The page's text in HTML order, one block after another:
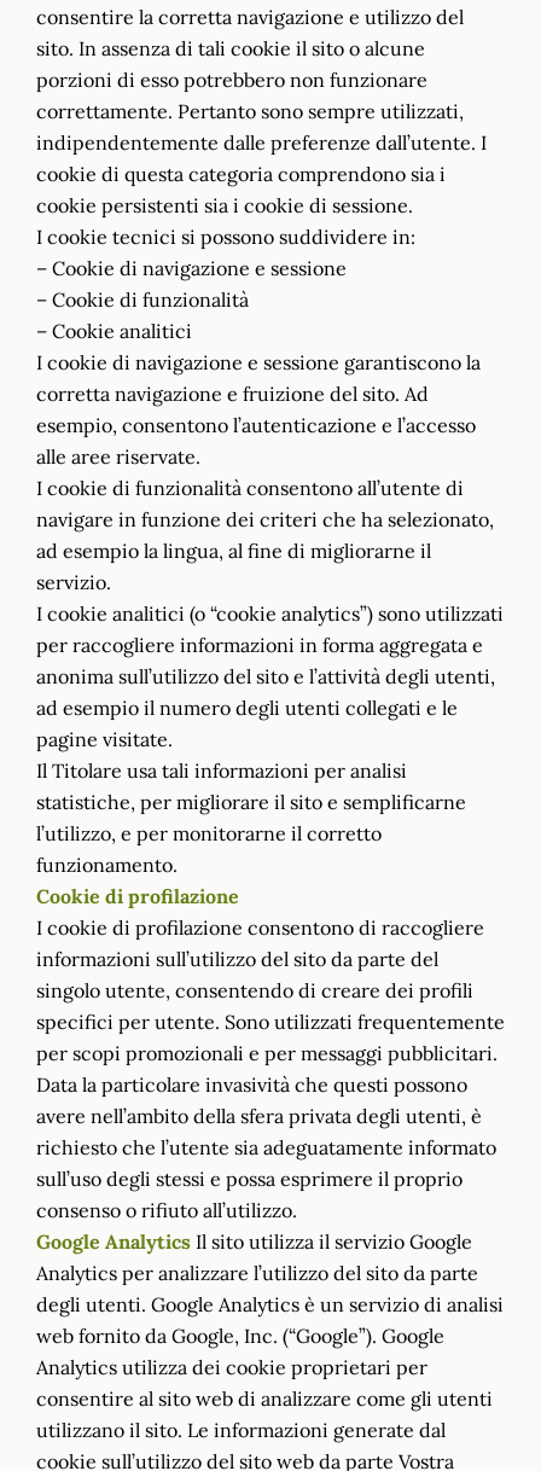
consentire la corretta navigazione e utilizzo del
sito. In assenza di tali cookie il sito o alcune
porzioni di esso potrebbero non funzionare
correttamente. Pertanto sono sempre utilizzati,
indipendentemente dalle preferenze dall’utente. I
cookie di questa categoria comprendono sia i
cookie persistenti sia i cookie di sessione.
I cookie tecnici si possono suddividere in:
– Cookie di navigazione e sessione
– Cookie di funzionalità
– Cookie analitici
I cookie di navigazione e sessione garantiscono la
corretta navigazione e fruizione del sito. Ad
esempio, consentono l’autenticazione e l’accesso
alle aree riservate.
I cookie di funzionalità consentono all’utente di
navigare in funzione dei criteri che ha selezionato,
ad esempio la lingua, al fine di migliorarne il
servizio.
I cookie analitici (o “cookie analytics”) sono utilizzati
per raccogliere informazioni in forma aggregata e
anonima sull’utilizzo del sito e l’attività degli utenti,
ad esempio il numero degli utenti collegati e le
pagine visitate.
Il Titolare usa tali informazioni per analisi
statistiche, per migliorare il sito e semplificarne
l’utilizzo, e per monitorarne il corretto
funzionamento.
Cookie di profilazione
I cookie di profilazione consentono di raccogliere
informazioni sull’utilizzo del sito da parte del
singolo utente, consentendo di creare dei profili
specifici per utente. Sono utilizzati frequentemente
per scopi promozionali e per messaggi pubblicitari.
Data la particolare invasività che questi possono
avere nell’ambito della sfera privata degli utenti, è
richiesto che l’utente sia adeguatamente informato
sull’uso degli stessi e possa esprimere il proprio
consenso o rifiuto all’utilizzo.
Google Analytics Il sito utilizza il servizio Google
Analytics per analizzare l’utilizzo del sito da parte
degli utenti. Google Analytics è un servizio di analisi
web fornito da Google, Inc. (“Google”). Google
Analytics utilizza dei cookie proprietari per
consentire al sito web di analizzare come gli utenti
utilizzano il sito. Le informazioni generate dal
cookie sull’utilizzo del sito web da parte Vostra